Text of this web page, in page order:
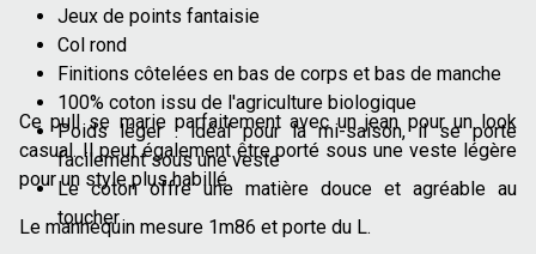
Jeux de points fantaisie
Col rond
Finitions côtelées en bas de corps et bas de manche
100% coton issu de l'agriculture biologique
Poids léger : idéal pour la mi-saison, il se porte
facilement sous une veste
Le coton offre une matière douce et agréable au
toucher
Ce pull se marie parfaitement avec un jean pour un look
casual. Il peut également être porté sous une veste légère
pour un style plus habillé.
Le mannequin mesure 1m86 et porte du L.